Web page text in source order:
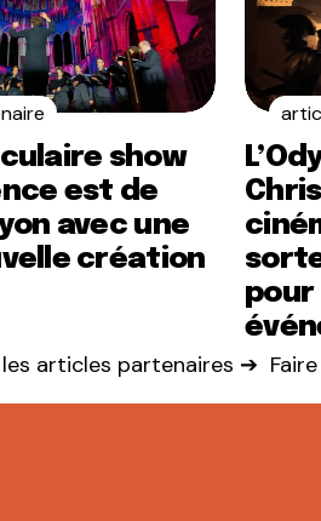
show
est de
avec une
création
pour
articles partenaires ➔